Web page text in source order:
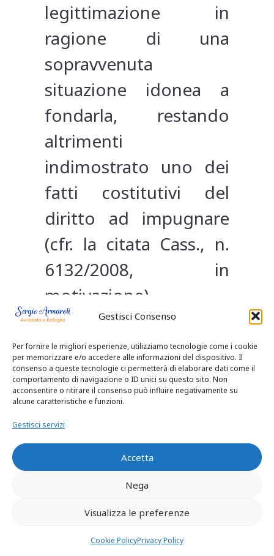
Gestisci Consenso
Per fornire le migliori esperienze, utilizziamo tecnologie come i cookie
per memorizzare e/o accedere alle informazioni del dispositivo. Il
consenso a queste tecnologie ci permetterà di elaborare dati come il
comportamento di navigazione o ID unici su questo sito. Non
acconsentire o ritirare il consenso può influire negativamente su
alcune caratteristiche e funzioni.
Gestisci servizi
Accetta
Nega
Visualizza le preferenze
Cookie PolicyPrivacy Policy
legittimazione in
ragione di una
sopravvenuta
situazione idonea a
fondarla, restando
altrimenti
indimostrato uno dei
fatti costitutivi del
diritto ad impugnare
(cfr. la citata Cass., n.
6132/2008, in
motivazione).
Va poi, per
completezza d’esame,
rilevato che l’omesso
riferimento nell’atto
d’appello di A. G. alla
sua qualità di erede di
E. G. elide lo stesso